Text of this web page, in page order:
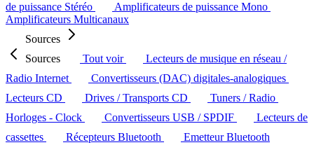
de puissance Stéréo
Amplificateurs de puissance Mono
Amplificateurs Multicanaux
Sources
Sources
Tout voir
Lecteurs de musique en réseau /
Radio Internet
Convertisseurs (DAC) digitales-analogiques
Lecteurs CD
Drives / Transports CD
Tuners / Radio
Horloges - Clock
Convertisseurs USB / SPDIF
Lecteurs de
cassettes
Récepteurs Bluetooth
Emetteur Bluetooth